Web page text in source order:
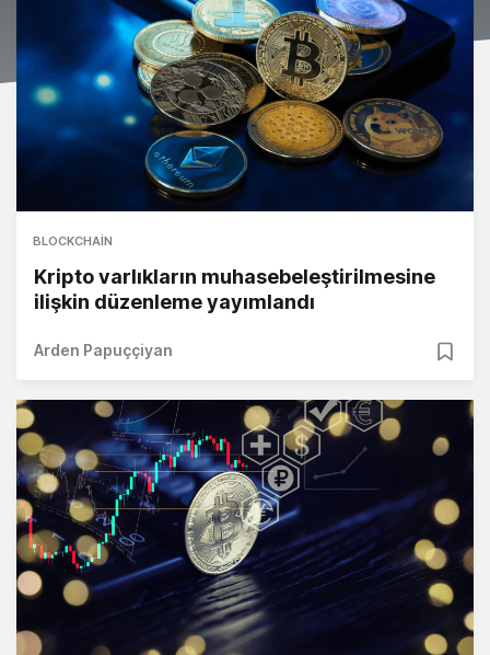
BLOCKCHAIN
Kripto varlıkların muhasebeleştirilmesine
ilişkin düzenleme yayımlandı
Arden Papuççiyan